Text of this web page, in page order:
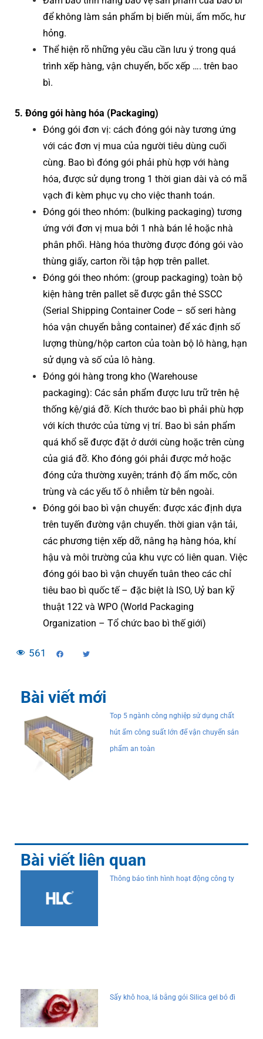
để không làm sản phẩm bị biến mùi, ẩm mốc, hư
hỏng.
Thể hiện rõ những yêu cầu cần lưu ý trong quá
trình xếp hàng, vận chuyển, bốc xếp …. trên bao
bì.
5. Đóng gói hàng hóa (Packaging)
Đóng gói đơn vị: cách đóng gói này tương ứng
với các đơn vị mua của người tiêu dùng cuối
cùng. Bao bì đóng gói phải phù hợp với hàng
hóa, được sử dụng trong 1 thời gian dài và có mã
vạch đi kèm phục vụ cho việc thanh toán.
Đóng gói theo nhóm: (bulking packaging) tương
ứng với đơn vị mua bởi 1 nhà bán lẻ hoặc nhà
phân phối. Hàng hóa thường được đóng gói vào
thùng giấy, carton rồi tập hợp trên pallet.
Đóng gói theo nhóm: (group packaging) toàn bộ
kiện hàng trên pallet sẽ được gắn thẻ SSCC
(Serial Shipping Container Code – số seri hàng
hóa vận chuyển bằng container) để xác định số
lượng thùng/hộp carton của toàn bộ lô hàng, hạn
sử dụng và số của lô hàng.
Đóng gói hàng trong kho (Warehouse
packaging): Các sản phẩm được lưu trữ trên hệ
thống kệ/giá đỡ. Kích thước bao bì phải phù hợp
với kích thước của từng vị trí. Bao bì sản phẩm
quá khổ sẽ được đặt ở dưới cùng hoặc trên cùng
của giá đỡ. Kho đóng gói phải được mở hoặc
đóng cửa thường xuyên; tránh độ ẩm mốc, côn
trùng và các yếu tố ô nhiễm từ bên ngoài.
Đóng gói bao bì vận chuyển: được xác định dựa
trên tuyến đường vận chuyển. thời gian vận tải,
các phương tiện xếp dỡ, nâng hạ hàng hóa, khí
hậu và môi trường của khu vực có liên quan. Việc
đóng gói bao bì vận chuyển tuân theo các chỉ
tiêu bao bì quốc tế – đặc biệt là ISO, Uỷ ban kỹ
thuật 122 và WPO (World Packaging
Organization – Tổ chức bao bì thế giới)
561
Bài viết mới
Top 5 ngành công nghiệp sử dụng chất
hút ẩm công suất lớn để vận chuyển sản
phẩm an toàn
Bài viết liên quan
Thông báo tình hình hoạt động công ty
Sấy khô hoa, lá bằng gói Silica gel bỏ đi